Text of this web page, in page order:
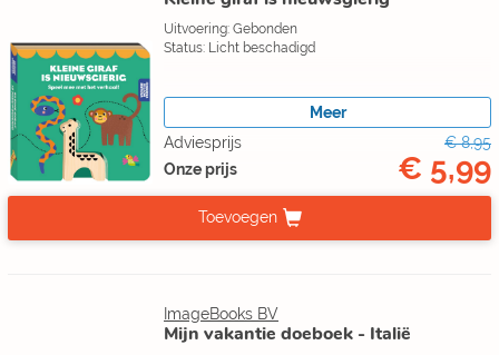
Uitvoering: Gebonden
Status: Licht beschadigd
Meer
Adviesprijs
€ 8,95
Onze prijs
€ 5,99
Toevoegen
ImageBooks BV
Mijn vakantie doeboek - Italië